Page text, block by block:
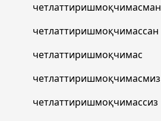
четлаттиришмоқчимасман
четлаттиришмоқчимассан
четлаттиришмоқчимас
четлаттиришмоқчимасмиз
четлаттиришмоқчимассиз